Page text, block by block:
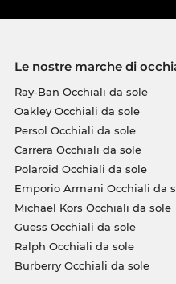
Le nostre marche di
Ray-Ban Occhiali da sole
Oakley Occhiali da sole
Persol Occhiali da sole
Carrera Occhiali da sole
Polaroid Occhiali da sole
Emporio Armani Occhiali da
Michael Kors Occhiali da sole
Guess Occhiali da sole
Ralph Occhiali da sole
Burberry Occhiali da sole